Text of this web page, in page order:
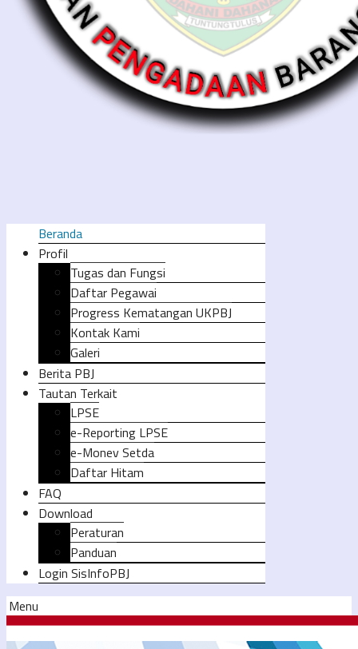
Beranda
Profil
Tugas dan Fungsi
Daftar Pegawai
Progress Kematangan UKPBJ
Kontak Kami
Galeri
Berita PBJ
Tautan Terkait
LPSE
e-Reporting LPSE
e-Monev Setda
Daftar Hitam
FAQ
Download
Peraturan
Panduan
Login SisInfoPBJ
Menu